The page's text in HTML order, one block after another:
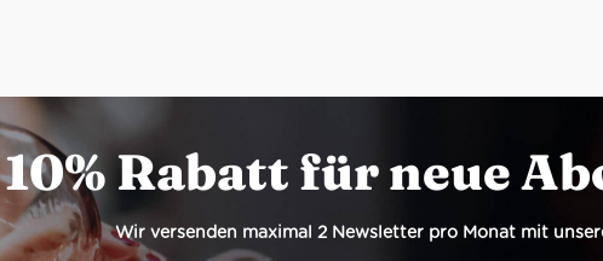
10% Rabatt für neue
Wir versenden maximal 2 Newsletter pro Monat mit